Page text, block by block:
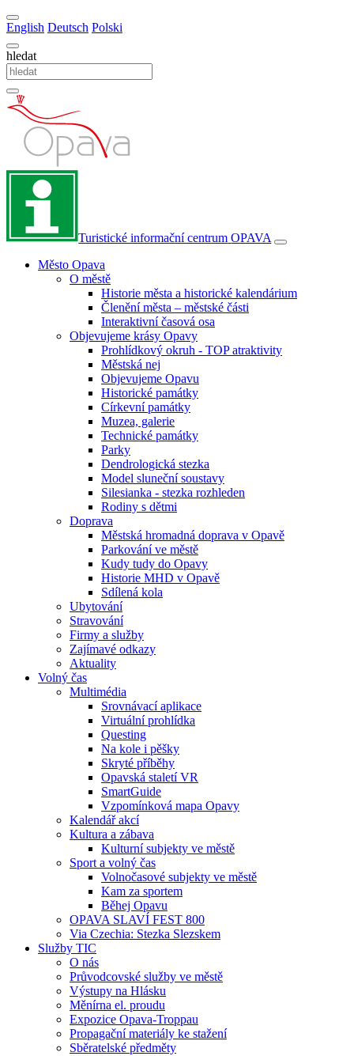
English Deutsch Polski
hledat
Turistické informační centrum OPAVA
Město Opava
O městě
Historie města a historické kalendárium
Členění města – městské části
Interaktivní časová osa
Objevujeme krásy Opavy
Prohlídkový okruh - TOP atraktivity
Městská nej
Objevujeme Opavu
Historické památky
Církevní památky
Muzea, galerie
Technické památky
Parky
Dendrologická stezka
Model sluneční soustavy
Silesianka - stezka rozhleden
Rodiny s dětmi
Doprava
Městská hromadná doprava v Opavě
Parkování ve městě
Kudy tudy do Opavy
Historie MHD v Opavě
Sdílená kola
Ubytování
Stravování
Firmy a služby
Zajímavé odkazy
Aktuality
Volný čas
Multimédia
Srovnávací aplikace
Virtuální prohlídka
Questing
Na kole i pěšky
Skryté příběhy
Opavská staletí VR
SmartGuide
Vzpomínková mapa Opavy
Kalendář akcí
Kultura a zábava
Kulturní subjekty ve městě
Sport a volný čas
Volnočasové subjekty ve městě
Kam za sportem
Běhej Opavu
OPAVA SLAVÍ FEST 800
Via Czechia: Stezka Slezskem
Služby TIC
O nás
Průvodcovské služby ve městě
Výstupy na Hlásku
Měnírna el. proudu
Expozice Opava-Troppau
Propagační materiály ke stažení
Sběratelské předměty